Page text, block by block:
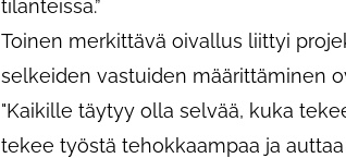
tilanteissa.”
Toinen merkittävä oivallus liittyi
selkeiden vastuiden määrittäminen
"Kaikille täytyy olla selvää, kuka
tekee työstä tehokkaampaa ja